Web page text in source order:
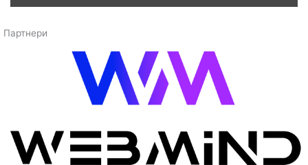
Партнери